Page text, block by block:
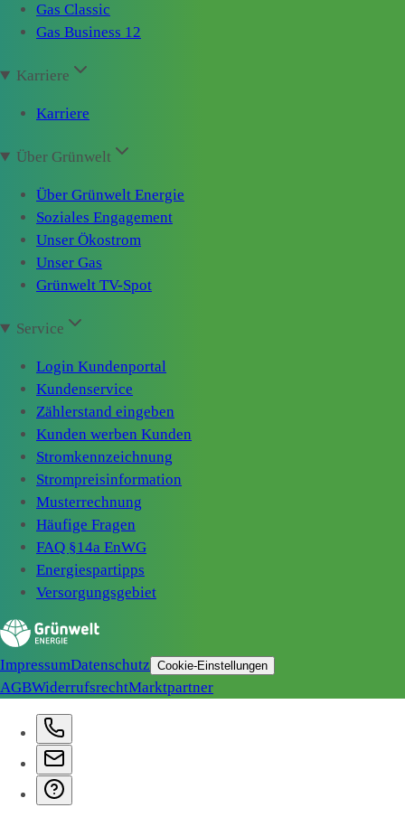
Gas Classic
Gas Business 12
Karriere
Karriere
Über Grünwelt
Über Grünwelt Energie
Soziales Engagement
Unser Ökostrom
Unser Gas
Grünwelt TV-Spot
Service
Login Kundenportal
Kundenservice
Zählerstand eingeben
Kunden werben Kunden
Stromkennzeichnung
Strompreisinformation
Musterrechnung
Häufige Fragen
FAQ §14a EnWG
Energiespartipps
Versorgungsgebiet
ImpressumDatenschutz Cookie-Einstellungen
AGBWiderrufsrechtMarktpartner